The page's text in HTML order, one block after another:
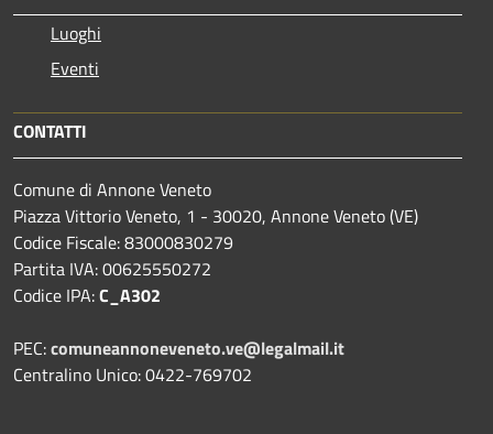
Luoghi
Eventi
CONTATTI
Comune di Annone Veneto
Piazza Vittorio Veneto, 1 - 30020, Annone Veneto (VE)
Codice Fiscale: 83000830279
Partita IVA: 00625550272
Codice IPA:C_A302
PEC:comuneannoneveneto.ve@legalmail.it
Centralino Unico: 0422-769702